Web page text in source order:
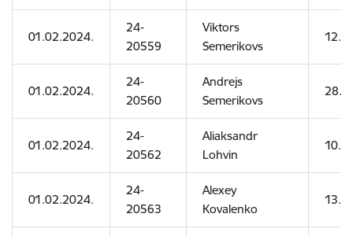
01.02.2024.
24-
20559
Viktors
Semerikovs
01.02.2024.
24-
20560
Andrejs
Semerikovs
01.02.2024.
24-
20562
Aliaksandr
Lohvin
01.02.2024.
24-
20563
Alexey
Kovalenko